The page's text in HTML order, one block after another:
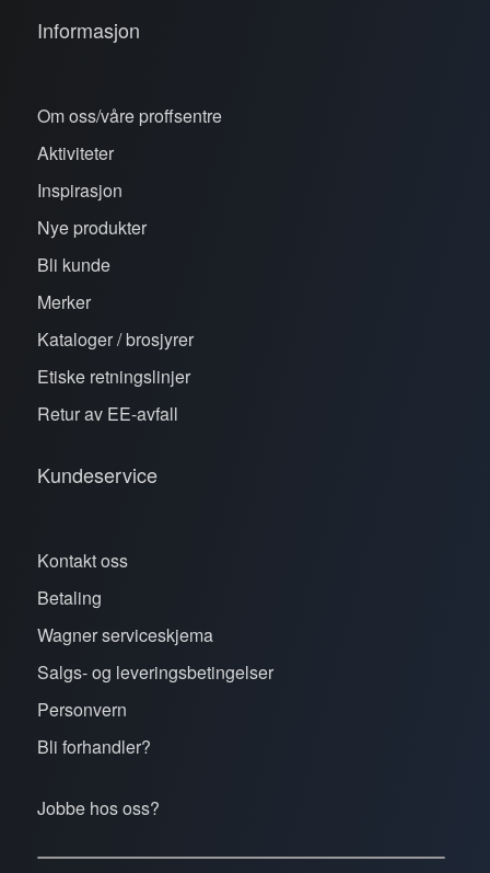
Informasjon
Om oss/våre proffsentre
Aktiviteter
Inspirasjon
Nye produkter
Bli kunde
Merker
Kataloger / brosjyrer
Etiske retningslinjer
Retur av EE-avfall
Kundeservice
Kontakt oss
Betaling
Wagner serviceskjema
Salgs- og leveringsbetingelser
Personvern
Bli forhandler?
Jobbe hos oss?